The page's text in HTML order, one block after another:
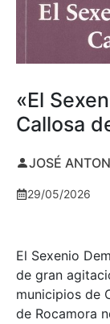
«El
Callosa
JOSÉ
29/05/2026
El Sexenio
de gran
municipios de
de Rocamora